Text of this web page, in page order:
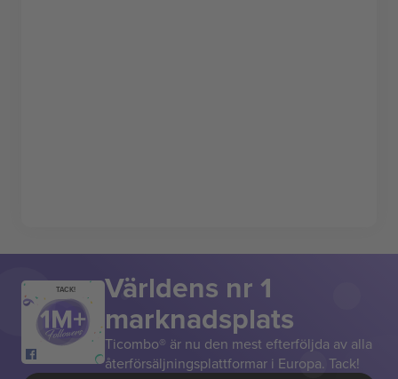
TACK! Världens nr 1
marknadsplats
Ticombo® är nu den mest efterföljda av alla
återförsäljningsplattformar i Europa. Tack!